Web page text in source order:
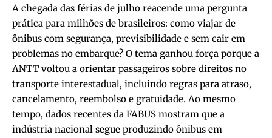
A chegada das férias de julho reacende uma pergunta
prática para milhões de brasileiros: como viajar de
ônibus com segurança, previsibilidade e sem cair em
problemas no embarque? O tema ganhou força porque a
ANTT voltou a orientar passageiros sobre direitos no
transporte interestadual, incluindo regras para atraso,
cancelamento, reembolso e gratuidade. Ao mesmo
tempo, dados recentes da FABUS mostram que a
indústria nacional segue produzindo ônibus em